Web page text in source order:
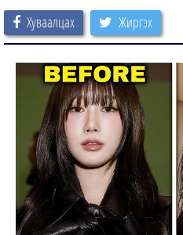
Хуваалцах Жиргэх